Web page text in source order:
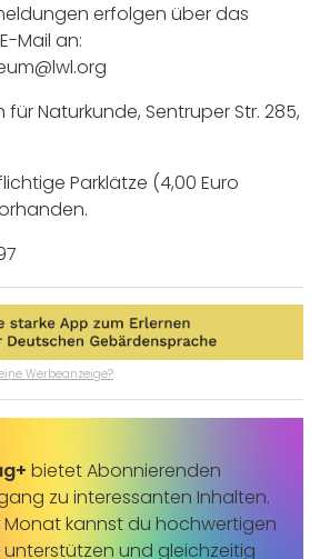
erfolgen über das
Mail an:
für Naturkunde, Sentruper Str. 285,
Parklätze (4,00 Euro
Werbeanzeige?
bietet Abonnierenden
zu interessanten Inhalten.
Monat kannst du hochwertigen
unterstützen und gleichzeitig